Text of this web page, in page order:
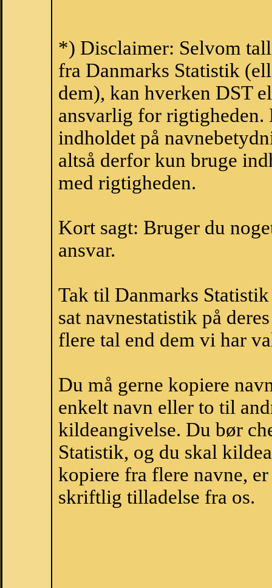
*) Disclaimer: Selvom
fra Danmarks Statistik
dem), kan hverken DST
ansvarlig for
indholdet på
altså derfor kun bruge
med rigtigheden.
Kort sagt: Bruger du
ansvar.
Tak til Danmarks
sat navnestatistik på
flere tal end dem vi har
Du må gerne kopiere
enkelt navn eller to til
kildeangivelse. Du bør
Statistik, og du skal
kopiere fra flere navne,
skriftlig tilladelse fra os.